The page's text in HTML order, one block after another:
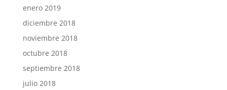
enero 2019
diciembre 2018
noviembre 2018
octubre 2018
septiembre 2018
julio 2018